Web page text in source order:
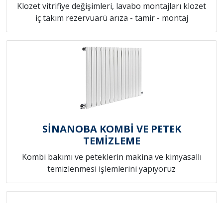
Klozet vitrifiye değişimleri, lavabo montajları klozet
iç takım rezervuarü arıza - tamir - montaj
SİNANOBA KOMBİ VE PETEK
TEMİZLEME
Kombi bakımı ve peteklerin makina ve kimyasallı
temizlenmesi işlemlerini yapıyoruz